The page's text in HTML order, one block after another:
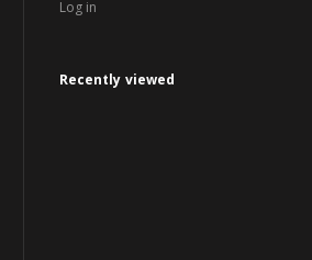
Log in
Recently viewed